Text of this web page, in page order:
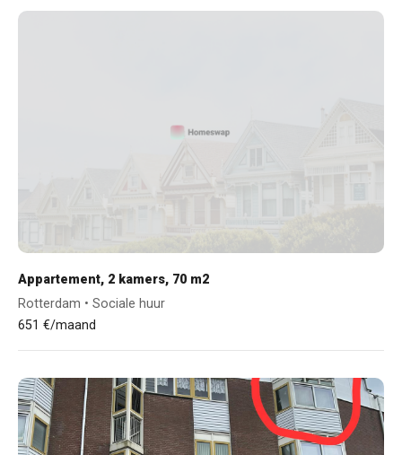
Appartement, 2 kamers, 70 m2
Rotterdam • Sociale huur
651 €/maand